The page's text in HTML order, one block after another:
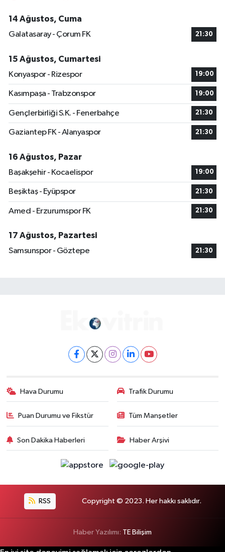
14 Ağustos, Cuma
Galatasaray - Çorum FK
21:30
15 Ağustos, Cumartesi
Konyaspor - Rizespor
19:00
Kasımpaşa - Trabzonspor 19:00
Gençlerbirliği S.K. - Fenerbahçe 21:30
Gaziantep FK - Alanyaspor 21:30
16 Ağustos, Pazar
Başakşehir - Kocaelispor
19:00
Beşiktaş - Eyüpspor 21:30
Amed - Erzurumspor FK 21:30
17 Ağustos, Pazartesi
Samsunspor - Göztepe
21:30
Hava Durumu Trafik Durumu
Puan Durumu ve Fikstür Tüm Manşetler
Son Dakika Haberleri Haber Arşivi
RSS Copyright © 2023. Her hakkı saklıdır.
Haber Yazılımı: TE Bilişim